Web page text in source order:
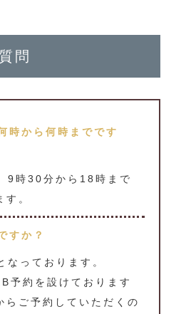
問
時から何時までです
9時30分から18時まで
。
すか？
なっております。
予約を設けております
らご予約していただくの